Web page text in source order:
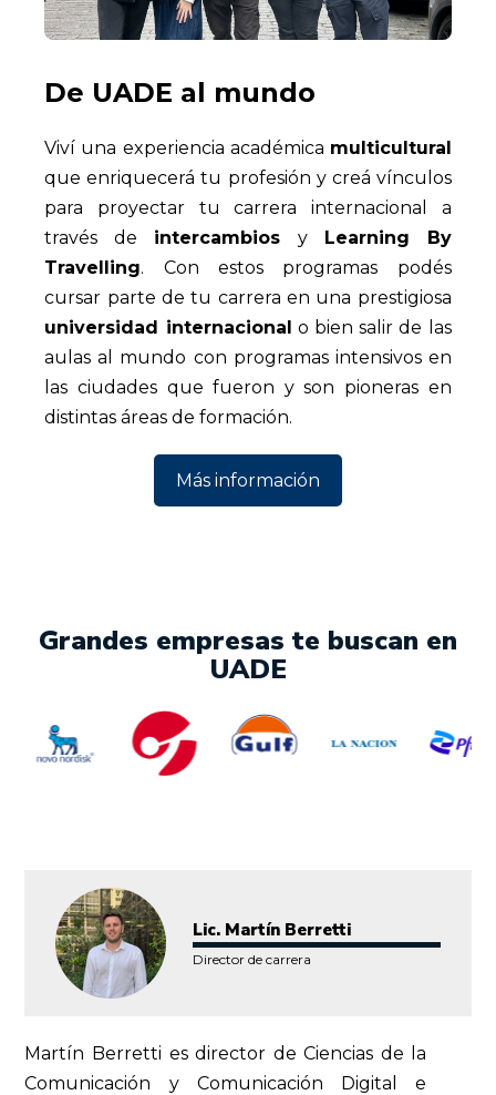
De UADE al mundo
Viví una experiencia académica multicultural
que enriquecerá tu profesión y creá vínculos
para proyectar tu carrera internacional a
través de intercambios y Learning By
Travelling. Con estos programas podés
cursar parte de tu carrera en una prestigiosa
universidad internacional o bien salir de las
aulas al mundo con programas intensivos en
las ciudades que fueron y son pioneras en
distintas áreas de formación.
Más información
Grandes empresas te buscan en
UADE
Lic. Martín Berretti
Director de carrera
Martín Berretti es director de Ciencias de la
Comunicación y Comunicación Digital e